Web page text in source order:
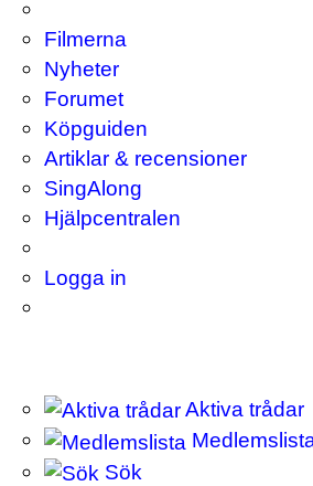
Filmerna
Nyheter
Forumet
Köpguiden
Artiklar & recensioner
SingAlong
Hjälpcentralen
Logga in
Aktiva trådar
Sök